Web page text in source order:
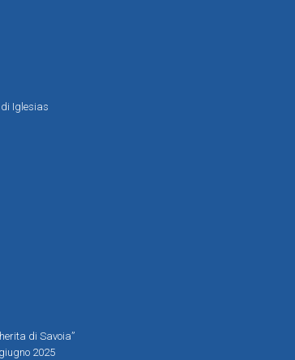
Iglesias
di Savoia”
2025